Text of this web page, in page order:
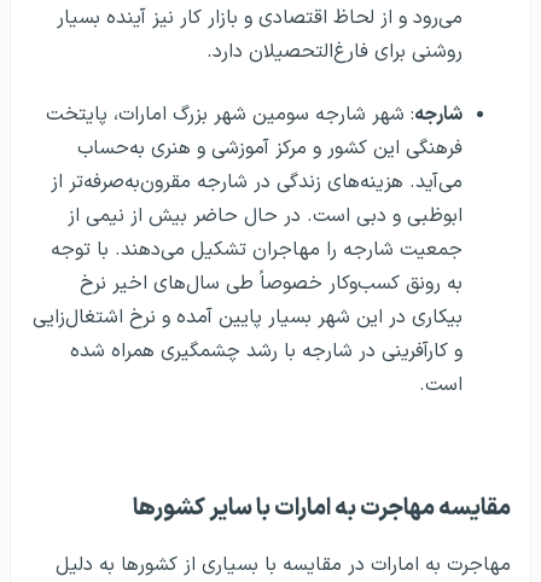
می‌رود و از لحاظ اقتصادی و بازار کار نیز آینده بسیار
روشنی برای فارغ‌التحصیلان دارد.
شارجه: شهر شارجه سومین شهر بزرگ امارات، پایتخت
فرهنگی این کشور و مرکز آموزشی و هنری به‌حساب
می‌آید. هزینه‌های زندگی در شارجه مقرون‌به‌صرفه‌تر از
ابوظبی و دبی است. در حال حاضر بیش از نیمی از
جمعیت شارجه را مهاجران تشکیل می‌دهند. با توجه
به رونق کسب‌و‌کار خصوصاً طی سال‌های اخیر نرخ
بیکاری در این شهر بسیار پایین آمده و نرخ اشتغال‌زایی
و کارآفرینی در شارجه با رشد چشمگیری همراه شده
است.
مقایسه مهاجرت به امارات با سایر کشورها
مهاجرت به امارات در مقایسه با بسیاری از کشورها به دلیل